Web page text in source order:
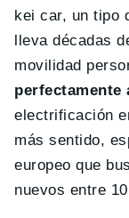
kei car, un tipo
lleva décadas
movilidad
perfectamente
electrificación
más sentido,
europeo que
nuevos entre